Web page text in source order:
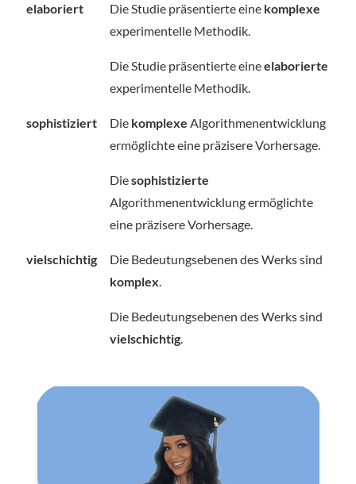
elaboriert Die Studie präsentierte eine komplexe
experimentelle Methodik.
Die Studie präsentierte eineelaborierte
experimentelle Methodik.
sophistiziert Die komplexe Algorithmenentwicklung
ermöglichte eine präzisere Vorhersage.
Diesophistizierte
Algorithmenentwicklung ermöglichte
eine präzisere Vorhersage.
vielschichtig
Die Bedeutungsebenen des Werks sind
komplex.
Die Bedeutungsebenen des Werks sind
vielschichtig.